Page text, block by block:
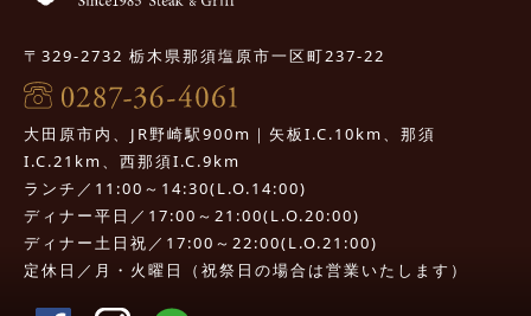
〒329-2732 栃木県那須塩原市一区町237-22
大田原市内、JR野崎駅900m｜矢板I.C.10km、那須
I.C.21km、西那須I.C.9km
ランチ／11:00～14:30(L.O.14:00)
ディナー平日／17:00～21:00(L.O.20:00)
ディナー土日祝／17:00～22:00(L.O.21:00)
定休日／月・火曜日（祝祭日の場合は営業いたします）